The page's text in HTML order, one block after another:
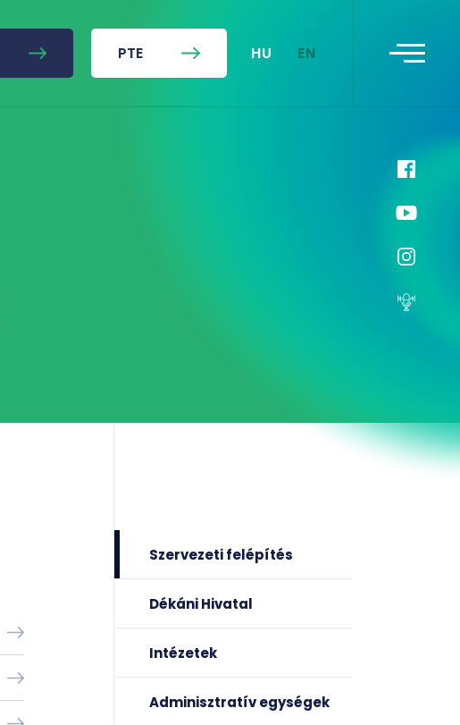
PTE HU EN
Szervezeti felépítés
Dékáni Hivatal
Intézetek
Adminisztratív egységek